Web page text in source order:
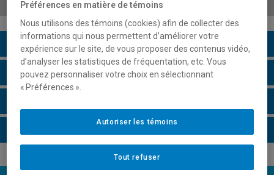
Description du cours
Horaire - Été 2026
Préférences en matière de témoins
Nous utilisons des témoins (cookies) afin de collecter des
informations qui nous permettent d’améliorer votre
expérience sur le site, de vous proposer des contenus vidéo,
d’analyser les statistiques de fréquentation, etc. Vous
pouvez personnaliser votre choix en sélectionnant
« Préférences ».
Tout refuser
Autoriser les témoins